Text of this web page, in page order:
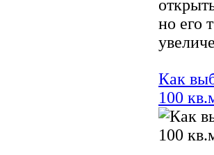
но его
Как
100